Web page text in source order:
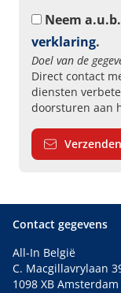
Neem
verklaring.
Doel van de
Direct contact
diensten
doorsturen aan
Verzenden
Contact gegevens
All-In België
C. Macgillavrylaan
1098 XB Amsterdam